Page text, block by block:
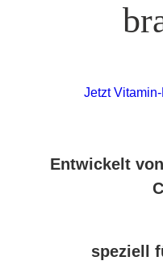
Jetzt
Entwickelt
speziell